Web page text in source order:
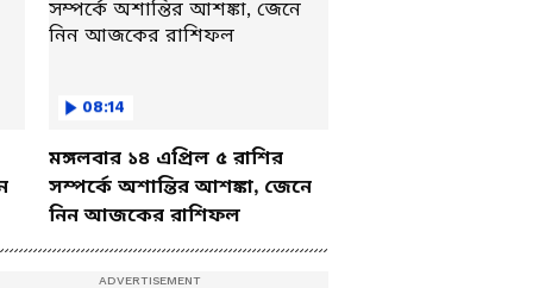
08:14
মঙ্গলবার ১৪ এপ্রিল ৫ রাশির
সম্পর্কে অশান্তির আশঙ্কা, জেনে
নিন আজকের রাশিফল